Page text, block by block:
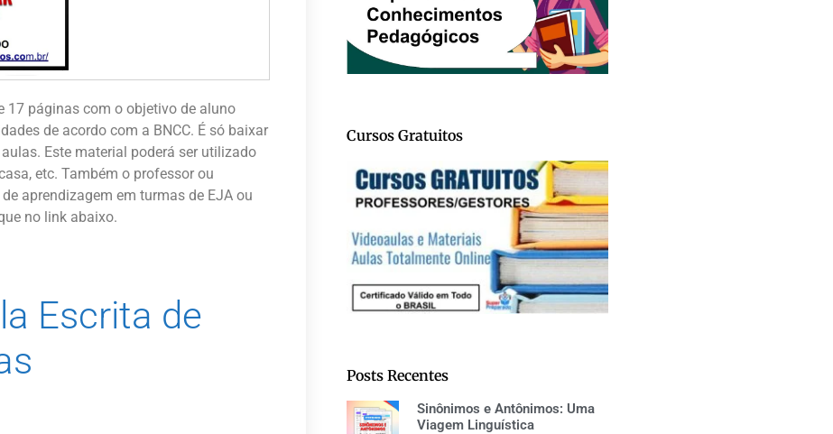
17 páginas com o objetivo de aluno
de acordo com a BNCC. É só baixar
Este material poderá ser utilizado
etc. Também o professor ou
aprendizagem em turmas de EJA ou
no link abaixo.
Escrita de
Cursos Gratuitos
Posts Recentes
Sinônimos e Antônimos: Uma
Viagem Linguística